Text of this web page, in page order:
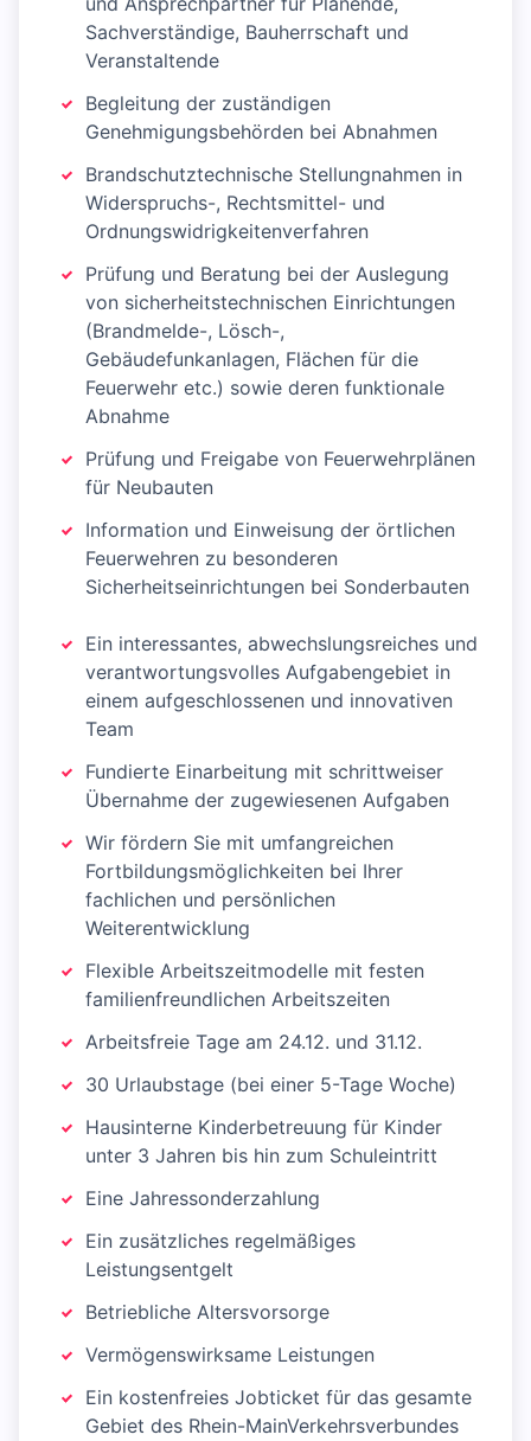
Sachverständige, Bauherrschaft und
Veranstaltende
Begleitung der zuständigen
Genehmigungsbehörden bei Abnahmen
Brandschutztechnische Stellungnahmen in
Widerspruchs-, Rechtsmittel- und
Ordnungswidrigkeitenverfahren
Prüfung und Beratung bei der Auslegung
von sicherheitstechnischen Einrichtungen
(Brandmelde-, Lösch-,
Gebäudefunkanlagen, Flächen für die
Feuerwehr etc.) sowie deren funktionale
Abnahme
Prüfung und Freigabe von Feuerwehrplänen
für Neubauten
Information und Einweisung der örtlichen
Feuerwehren zu besonderen
Sicherheitseinrichtungen bei Sonderbauten
Ein interessantes, abwechslungsreiches und
verantwortungsvolles Aufgabengebiet in
einem aufgeschlossenen und innovativen
Team
Fundierte Einarbeitung mit schrittweiser
Übernahme der zugewiesenen Aufgaben
Wir fördern Sie mit umfangreichen
Fortbildungsmöglichkeiten bei Ihrer
fachlichen und persönlichen
Weiterentwicklung
Flexible Arbeitszeitmodelle mit festen
familienfreundlichen Arbeitszeiten
Arbeitsfreie Tage am 24.12. und 31.12.
30 Urlaubstage (bei einer 5-Tage Woche)
Hausinterne Kinderbetreuung für Kinder
unter 3 Jahren bis hin zum Schuleintritt
Eine Jahressonderzahlung
Ein zusätzliches regelmäßiges
Leistungsentgelt
Betriebliche Altersvorsorge
Vermögenswirksame Leistungen
Ein kostenfreies Jobticket für das gesamte
Gebiet des Rhein-MainVerkehrsverbundes